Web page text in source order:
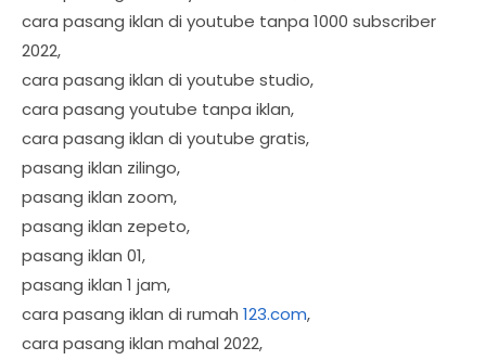
cara pasang iklan di youtube tanpa 1000 subscriber
2022,
cara pasang iklan di youtube studio,
cara pasang youtube tanpa iklan,
cara pasang iklan di youtube gratis,
pasang iklan zilingo,
pasang iklan zoom,
pasang iklan zepeto,
pasang iklan 01,
pasang iklan 1 jam,
cara pasang iklan di rumah 123.com,
cara pasang iklan mahal 2022,